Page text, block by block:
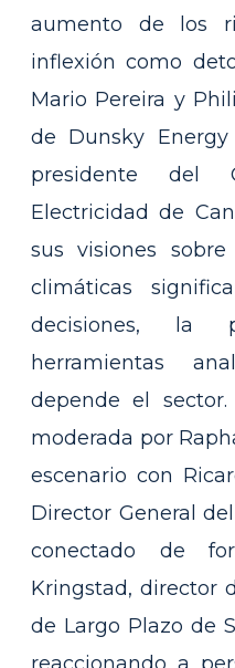
aumento de los
inflexión como
Mario Pereira y
de Dunsky
presidente del
Electricidad de
sus visiones
climáticas
decisiones, la
herramientas
depende el
moderada por
escenario con
Director General
conectado de
Kringstad, director
de Largo Plazo de